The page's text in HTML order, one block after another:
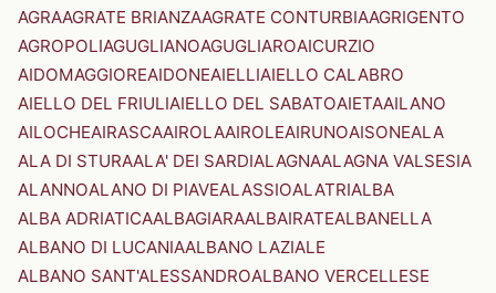
AGRAAGRATE BRIANZAAGRATE CONTURBIAAGRIGENTO
AGROPOLIAGUGLIANOAGUGLIAROAICURZIO
AIDOMAGGIOREAIDONEAIELLIAIELLO CALABRO
AIELLO DEL FRIULIAIELLO DEL SABATOAIETAAILANO
AILOCHEAIRASCAAIROLAAIROLEAIRUNOAISONEALA
ALA DI STURAALA' DEI SARDIALAGNAALAGNA VALSESIA
ALANNOALANO DI PIAVEALASSIOALATRIALBA
ALBA ADRIATICAALBAGIARAALBAIRATEALBANELLA
ALBANO DI LUCANIAALBANO LAZIALE
ALBANO SANT'ALESSANDROALBANO VERCELLESE